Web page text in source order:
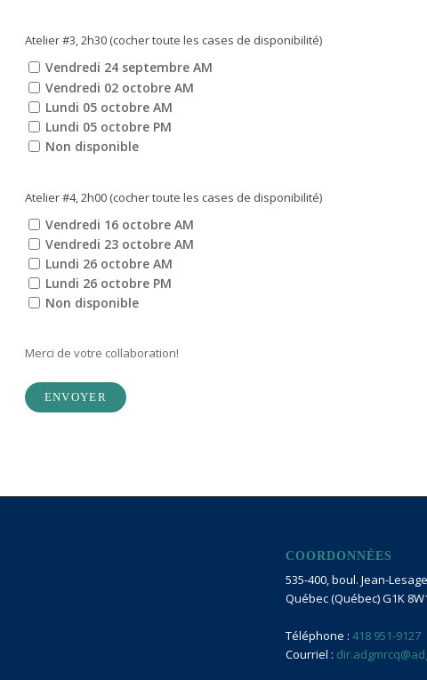
Atelier #3, 2h30 (cocher toute les cases de disponibilité)
Vendredi 24 septembre AM
Vendredi 02 octobre AM
Lundi 05 octobre AM
Lundi 05 octobre PM
Non disponible
Atelier #4, 2h00 (cocher toute les cases de disponibilité)
Vendredi 16 octobre AM
Vendredi 23 octobre AM
Lundi 26 octobre AM
Lundi 26 octobre PM
Non disponible
Merci de votre collaboration!
ENVOYER
COORDONNÉES
535-400, boul. Jean-
Québec (Québec) G1K
Téléphone : 418 951-9127
Courriel :